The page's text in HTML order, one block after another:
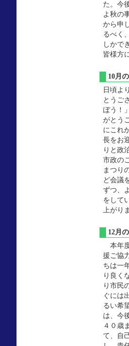
た。今
よ秋の
から申
るべく
しかで
皆様方
10月
日頃よ
とうご
ぼう！
がとう
にこれ
長をお
りと政
市政の
まつり
ど会議
ずつ、
をして
上がり
12月
本年
援ご協
ちは一
り良く
り市民
ぐには
るい希
は、今
４０歳
て、自